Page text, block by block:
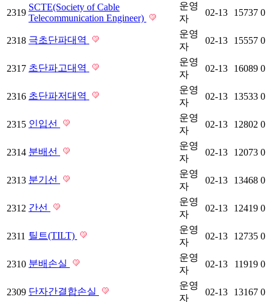
2319
SCTE(Society of Cable
Telecommunication Engineer)
운영
자
02-13 15737 0
2318 극초단파대역
운영
자
02-13 15557 0
2317 초단파고대역
운영
자
02-13 16089 0
2316 초단파저대역
운영
자
02-13 13533 0
2315 인입선
운영
자
02-13 12802 0
2314 분배선
운영
자
02-13 12073 0
2313 분기선
운영
자
02-13 13468 0
2312 간선
운영
자
02-13 12419 0
2311 틸트(TILT)
운영
자
02-13 12735 0
2310 분배손실
운영
자
02-13 11919 0
2309 단자간결합손실
운영
자
02-13 13167 0